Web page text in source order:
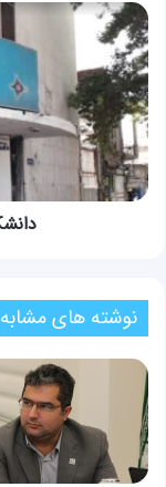
دانشکده‌های
طب
ایرانی
در
کشور
نوشته های مشابه